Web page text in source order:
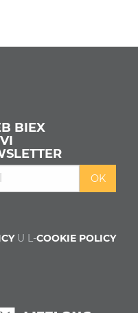
BIEX
U L-COOKIE POLICY